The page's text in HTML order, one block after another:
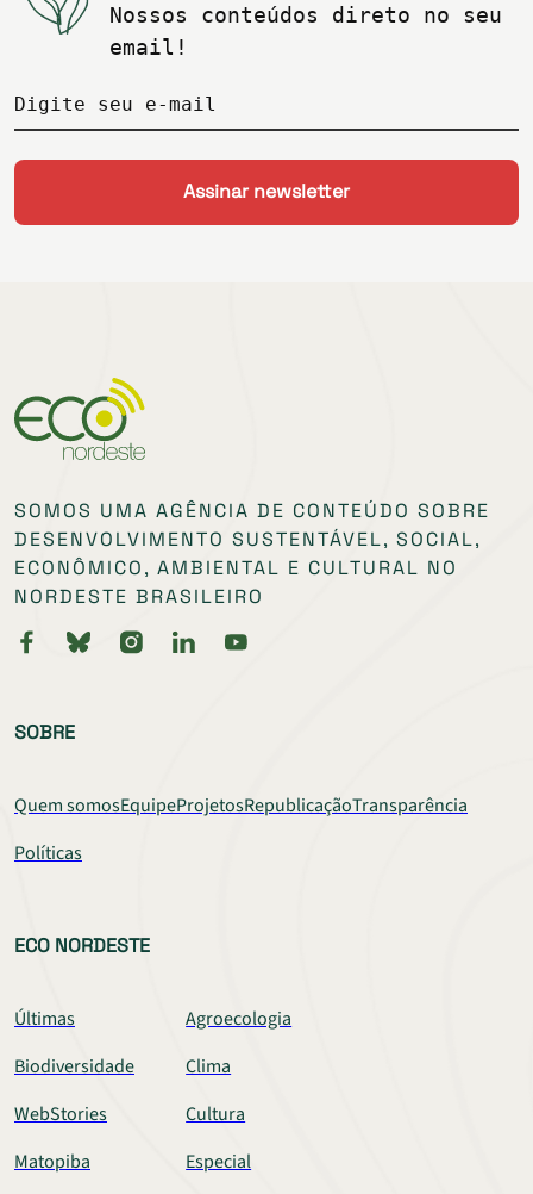
Nossos conteúdos direto no seu
email!
Digite seu e-mail
SOMOS UMA AGÊNCIA DE CONTEÚDO SOBRE
DESENVOLVIMENTO SUSTENTÁVEL, SOCIAL,
ECONÔMICO, AMBIENTAL E CULTURAL NO
NORDESTE BRASILEIRO
SOBRE
Quem somosEquipeProjetosRepublicaçãoTransparência
Políticas
ECO NORDESTE
Últimas
Agroecologia
Biodiversidade
Clima
WebStories
Cultura
Matopiba
Especial